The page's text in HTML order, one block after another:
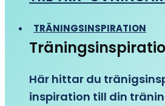
TRÄNINGSINSPIRATION
Här hittar du
inspiration till din